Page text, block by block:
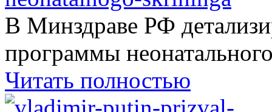
В Минздраве РФ
программы
Читать полностью